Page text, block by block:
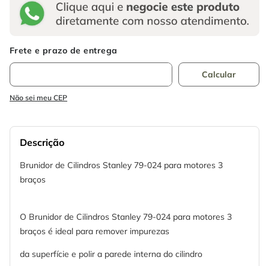
Não sei meu CEP
Descrição
Brunidor de Cilindros Stanley 79-024 para motores 3
braços
O Brunidor de Cilindros Stanley 79-024 para motores 3
braços é ideal para remover impurezas
da superfície e polir a parede interna do cilindro